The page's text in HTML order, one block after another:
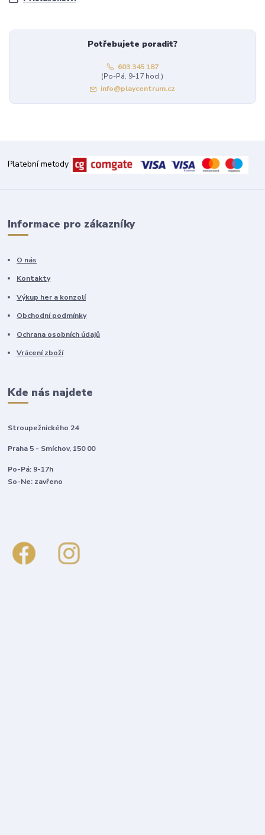
Potřebujete poradit?
603 345 187
(Po-Pá, 9-17 hod.)
info@playcentrum.cz
Platební metody
Informace pro zákazníky
O nás
Kontakty
Výkup her a konzolí
Obchodní podmínky
Ochrana osobních údajů
Vrácení zboží
Kde nás najdete
Stroupežnického 24
Praha 5 - Smíchov, 150 00
Po-Pá: 9-17h
So-Ne: zavřeno